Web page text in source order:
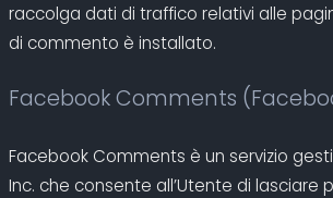
raccolga dati di traffico relativi alle
di commento è installato.
Facebook Comments
Facebook Comments è un servizio
Inc. che consente all’Utente di lasciare